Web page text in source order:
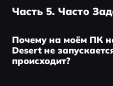
Часть 5. Часто
Почему на моём ПК
Desert не
происходит?